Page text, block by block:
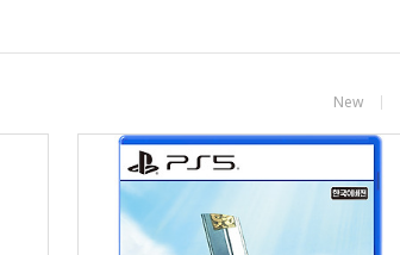
New